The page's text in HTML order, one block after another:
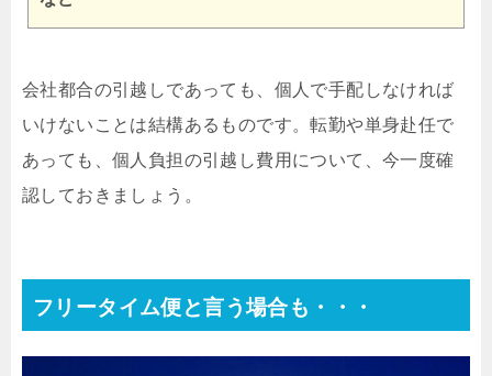
会社都合の引越しであっても、個人で手配しなければ
いけないことは結構あるものです。転勤や単身赴任で
あっても、個人負担の引越し費用について、今一度確
認しておきましょう。
フリータイム便と言う場合も・・・